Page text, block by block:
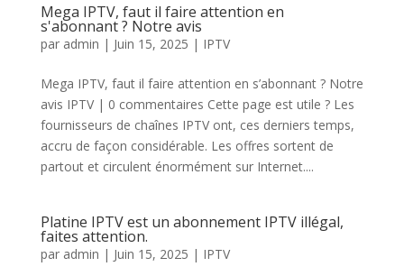
Mega IPTV, faut il faire attention en
s'abonnant ? Notre avis
par admin | Juin 15, 2025 | IPTV
Mega IPTV, faut il faire attention en s’abonnant ? Notre
avis IPTV | 0 commentaires Cette page est utile ? Les
fournisseurs de chaînes IPTV ont, ces derniers temps,
accru de façon considérable. Les offres sortent de
partout et circulent énormément sur Internet....
Platine IPTV est un abonnement IPTV illégal,
faites attention.
par admin | Juin 15, 2025 | IPTV